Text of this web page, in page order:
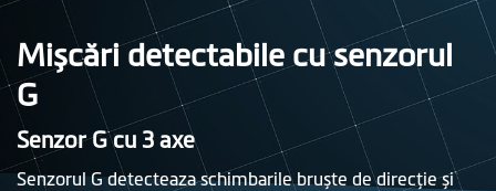
Mișcări detectabile cu senzorul
G
Senzor G cu 3 axe
Senzorul G detecteaza schimbarile bruște de direcţie și